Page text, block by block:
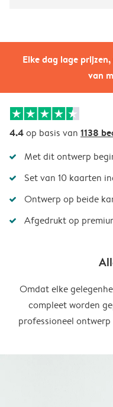
Elke dag lage
van
4.4op basis van 1138
Met dit ontwerp
Set van 10 kaarten
Ontwerp op beide
Afgedrukt op
Omdat elke
compleet worden
professioneel